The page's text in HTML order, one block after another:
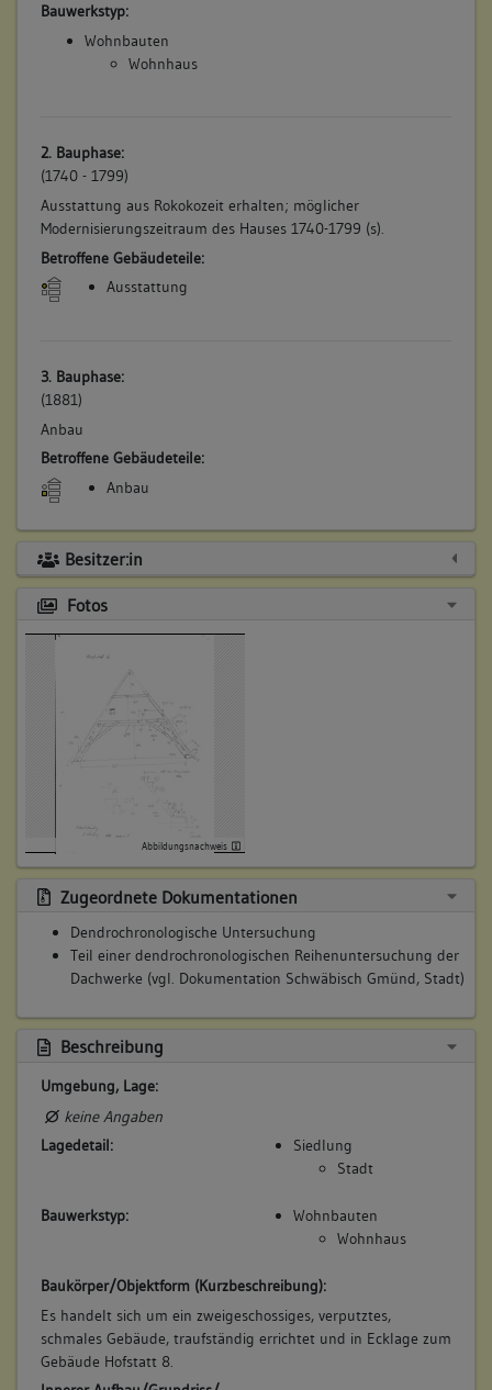
Bauwerkstyp:
Wohnbauten
Wohnhaus
2. Bauphase:
(1740 - 1799)
Ausstattung aus Rokokozeit erhalten; möglicher
Modernisierungszeitraum des Hauses 1740-1799 (s).
Betroffene Gebäudeteile:
Ausstattung
3. Bauphase:
(1881)
Anbau
Betroffene Gebäudeteile:
Anbau
Besitzer:in
Fotos
Abbildungsnachweis
Zugeordnete Dokumentationen
Dendrochronologische Untersuchung
Teil einer dendrochronologischen Reihenuntersuchung der
Dachwerke (vgl. Dokumentation Schwäbisch Gmünd, Stadt)
Beschreibung
Umgebung, Lage:
keine Angaben
Lagedetail:
Siedlung
Stadt
Bauwerkstyp:
Wohnbauten
Wohnhaus
Baukörper/Objektform (Kurzbeschreibung):
Es handelt sich um ein zweigeschossiges, verputztes,
schmales Gebäude, traufständig errichtet und in Ecklage zum
Gebäude Hofstatt 8.